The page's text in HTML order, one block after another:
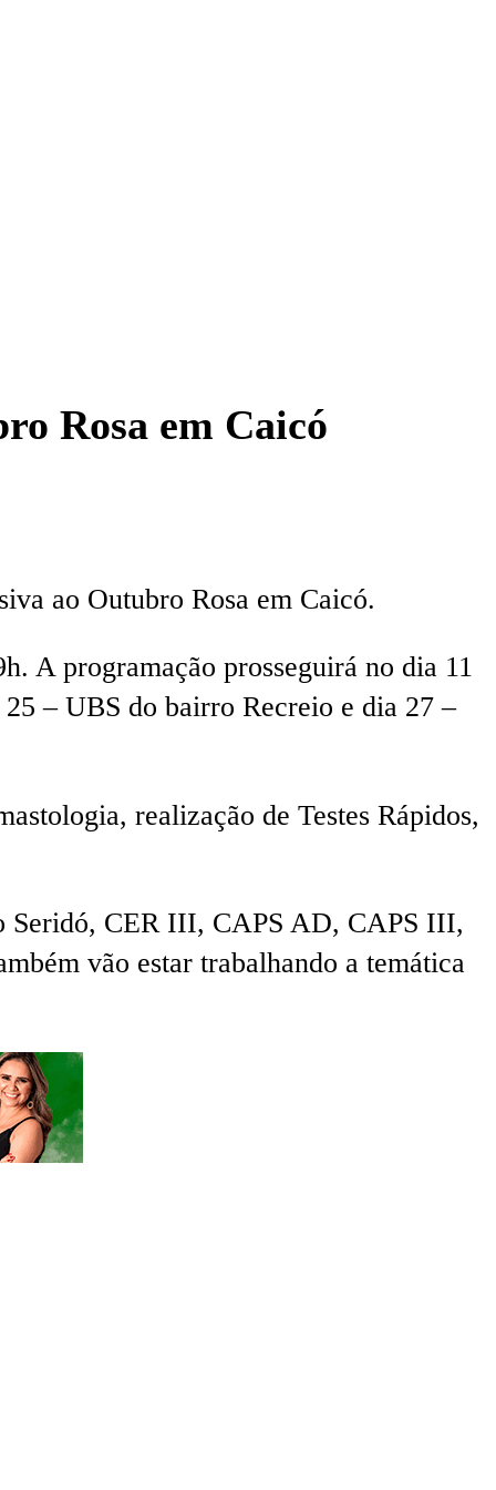
Rosa em Caicó
ao Outubro Rosa em Caicó.
A programação prosseguirá no dia 11
– UBS do bairro Recreio e dia 27 –
realização de Testes Rápidos,
Seridó, CER III, CAPS AD, CAPS III,
vão estar trabalhando a temática